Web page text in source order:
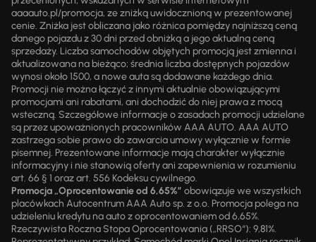
aaaauto.pl/promocja, ze zniżką uwidocznioną w prezentowanej
cenie. Zniżka jest obliczana jako różnica pomiędzy najniższą ceną
danego pojazdu z 30 dni przed obniżką a jego aktualną ceną
sprzedaży. Liczba samochodów objętych promocją jest zmienna i
aktualizowana na bieżąco; średnia liczba dostępnych pojazdów
wynosi około 1500, a nowe auta są dodawane każdego dnia.
Promocji nie można łączyć z innymi aktualnie obowiązującymi
promocjami ani rabatami, ani dochodzić do niej prawa z mocą
wsteczną. Szczegółowe informacje o zasadach promocji udzielane
są przez upoważnionych pracowników AAA AUTO. AAA AUTO
zastrzega sobie prawo do zawarcia umowy wyłącznie w formie
pisemnej. Prezentowane informacje mają charakter wyłącznie
informacyjny i nie stanowią oferty ani zapewnienia w rozumieniu
art. 66 § 1 oraz art. 556 Kodeksu cywilnego.
Promocja „Oprocentowanie od 6,65%” obowiązuje we wszystkich
placówkach Autocentrum AAA Auto sp. z o.o. Promocja polega na
udzieleniu kredytu na auto z oprocentowaniem od 6,65%.
Rzeczywista Roczna Stopa Oprocentowania („RRSO“): 9,81%.